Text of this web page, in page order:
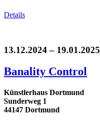
Details
13.12.2024 – 19.01.2025
Banality Control
Künstlerhaus Dortmund
Sunderweg 1
44147 Dortmund